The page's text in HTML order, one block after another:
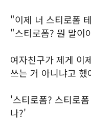
"이제 너 스티로폼
"스티로폼? 뭔 말이
여자친구가 제게 이
쓰는 거 아니냐고 했
'스티로폼? 스티로
나?'